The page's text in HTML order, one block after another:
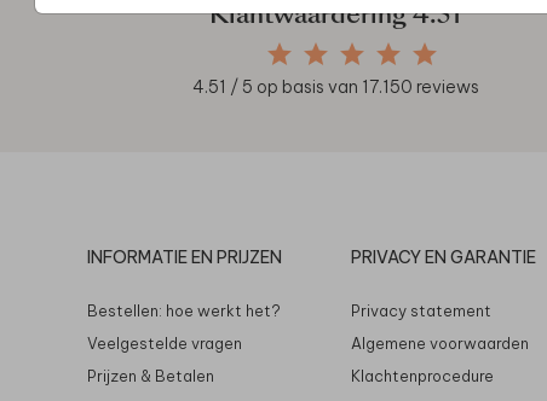
Klantwaardering4.51
4.51 / 5 op basis van 17.150 reviews
INFORMATIE EN PRIJZEN
Bestellen: hoe werkt het?
Veelgestelde vragen
Prijzen & Betalen
PRIVACY EN GARANTIE
Privacy statement
Algemene voorwaarden
Klachtenprocedure